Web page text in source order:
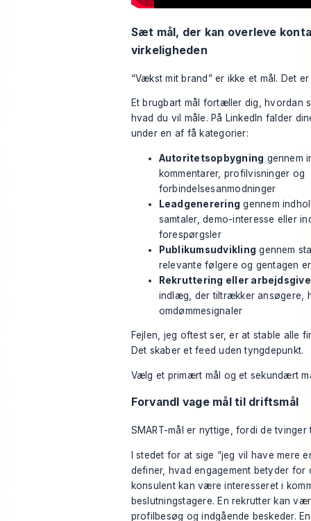
Sæt mål, der kan overleve
virkeligheden
“Vækst mit brand” er ikke et mål. Det
Et brugbart mål fortæller dig, hvordan
hvad du vil måle. På LinkedIn falder
under en af få kategorier:
Autoritetsopbygning gennem
kommentarer, profilvisninger og
forbindelsesanmodninger
Leadgenerering gennem
samtaler, demo-interesse eller
forespørgsler
Publikumsudvikling gennem
relevante følgere og gentagen
Rekruttering eller
indlæg, der tiltrækker ansøgere,
omdømmesignaler
Fejlen, jeg oftest ser, er at stable alle
Det skaber et feed uden tyngdepunkt.
Vælg et primært mål og et sekundært
Forvandl vage mål til driftsmål
SMART-mål er nyttige, fordi de tvinger
I stedet for at sige “jeg vil have mere
definer, hvad engagement betyder for
konsulent kan være interesseret i
beslutningstagere. En rekrutter kan
profilbesøg og indgående beskeder.